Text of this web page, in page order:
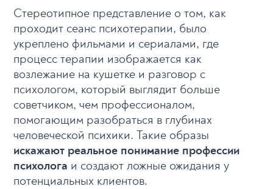
Стереотипное представление о том, как
проходит сеанс психотерапии, было
укреплено фильмами и сериалами, где
процесс терапии изображается как
возлежание на кушетке и разговор с
психологом, который выглядит больше
советчиком, чем профессионалом,
помогающим разобраться в глубинах
человеческой психики. Такие образы
искажают реальное понимание профессии
психолога и создают ложные ожидания у
потенциальных клиентов.